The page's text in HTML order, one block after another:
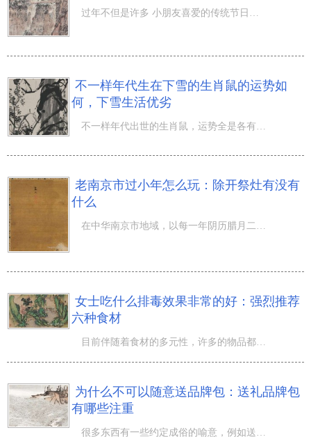
过年不但是许多 小朋友喜爱的传统节日，由于能够取得许多 春节红包还能够穿新衣服；也是许多 年青人喜爱的
不一样年代生在下雪的生肖鼠的运势如
何，下雪生活优劣
不一样年代出世的生肖鼠，运势全是各有不同得，那麼，不一样年代生在下雪的生肖鼠的运势如何，下雪生活优劣
老南京市过小年怎么玩：除开祭灶有没有
什么
女士吃什么排毒效果非常的好：强烈推荐
六种食材
为什么不可以随意送品牌包：送礼品牌包
有哪些注重